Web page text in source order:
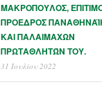
ΜΑΚΡΟΠΟΥΛΟΣ,
ΠΡΟΕΔΡΟΣ
ΚΑΙ ΠΑΛΑΙΜΑΧΩΝ
ΠΡΩΤΑΘΛΗΤΏΝ ΤΟΥ.
31 Ιουλίου 2022